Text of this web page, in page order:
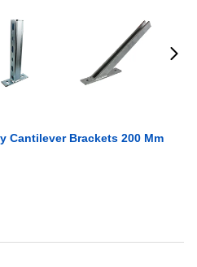
Cantilever Brackets 200 Mm